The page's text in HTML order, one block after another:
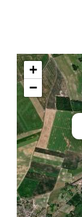
+
−